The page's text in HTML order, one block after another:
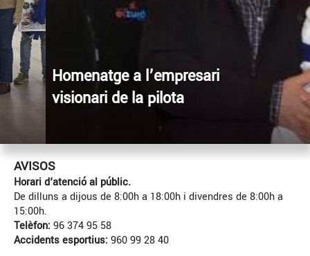
Homenatge a l’empresari
visionari de la pilota
AVISOS
Horari d'atenció al públic.
De dilluns a dijous de 8:00h a 18:00h i divendres de 8:00h a
15:00h.
Telèfon: 96 374 95 58
Accidents esportius: 960 99 28 40